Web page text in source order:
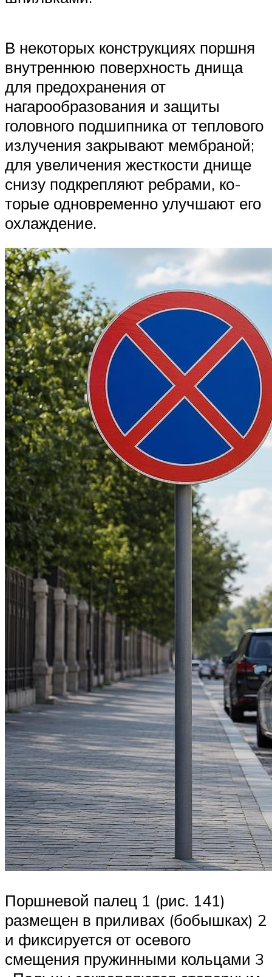
В некоторых конструкциях поршня
внутреннюю поверхность днища
для предохранения от
нагарообразования и защиты
голов­ного подшипника от теплового
излучения закрывают мембраной;
для увеличения жесткости днище
снизу подкрепляют ребрами, ко­
торые одновременно улучшают его
охлаждение.
Поршневой палец 1 (рис. 141)
размещен в приливах (бобыш­ках) 2
и фиксируется от осевого
смещения пружинными кольцами 3